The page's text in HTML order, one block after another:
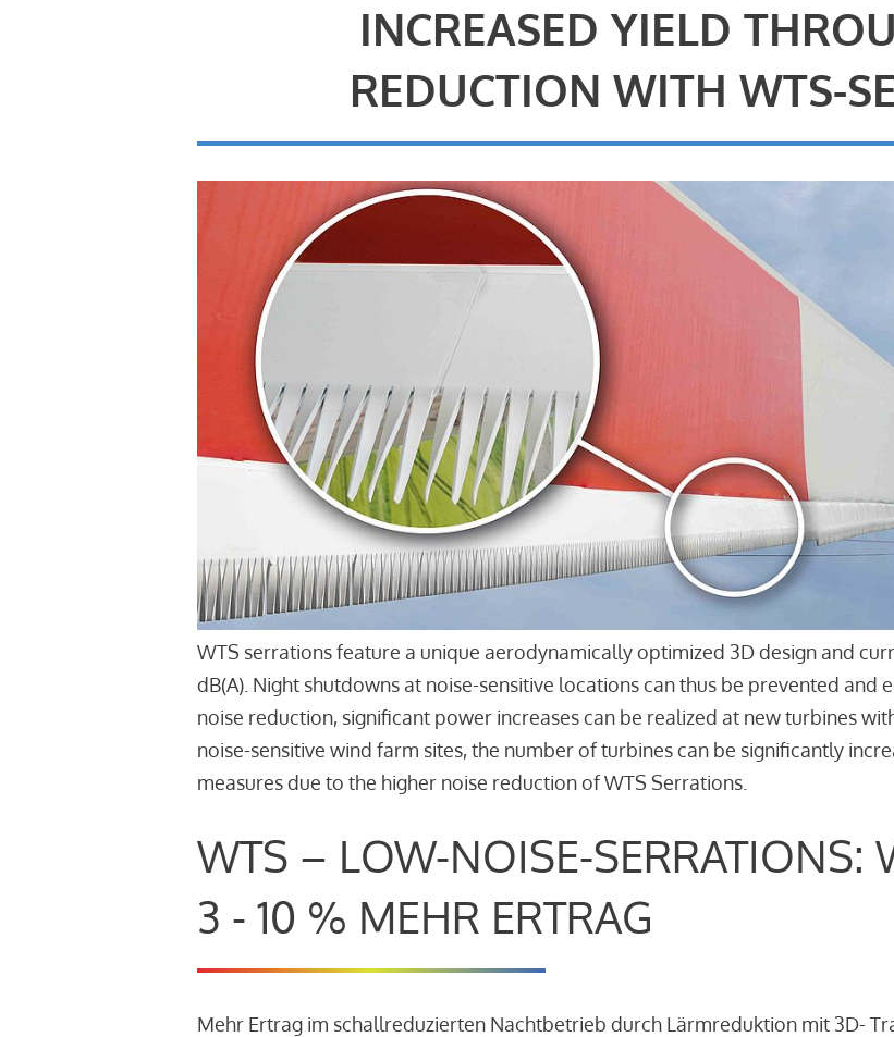
INCREASED YIELD
REDUCTION WITH WTS-
WTS serrations feature a unique aerodynamically optimized 3D design and
dB(A). Night shutdowns at noise-sensitive locations can thus be prevented
noise reduction, significant power increases can be realized at new turbines
noise-sensitive wind farm sites, the number of turbines can be significantly
measures due to the higher noise reduction of WTS Serrations.
WTS – LOW-NOISE-SERRATIONS:
3 - 10 % MEHR ERTRAG
Mehr Ertrag im schallreduzierten Nachtbetrieb durch Lärmreduktion mit 3D-